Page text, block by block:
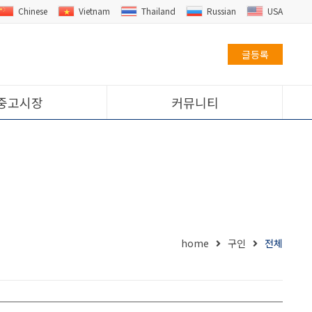
Chinese Vietnam Thailand Russian USA
글등록
고시장 커뮤니티
home 구인 전체